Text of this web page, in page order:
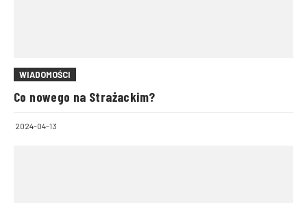
WIADOMOŚCI
Co nowego na Strażackim?
2024-04-13